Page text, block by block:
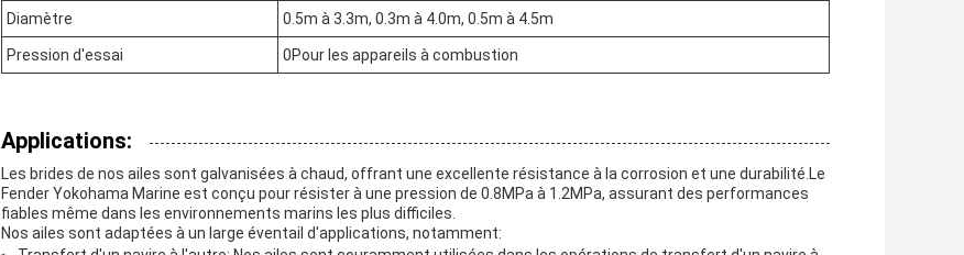
Diamètre 0.5m à 3.3m, 0.3m à 4.0m, 0.5m à 4.5m
Pression d'essai 0Pour les appareils à combustion
Applications:
Les brides de nos ailes sont galvanisées à chaud, offrant une excellente résistance à la corrosion et une durabilité.Le
Fender Yokohama Marine est conçu pour résister à une pression de 0.8MPa à 1.2MPa, assurant des performances
fiables même dans les environnements marins les plus difficiles.
Nos ailes sont adaptées à un large éventail d'applications, notamment: